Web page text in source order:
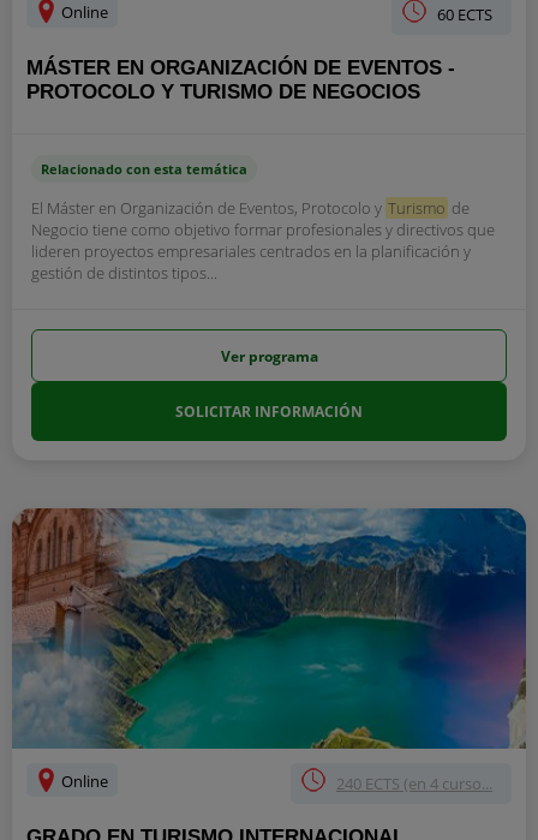
Online 60 ECTS
MÁSTER EN ORGANIZACIÓN DE EVENTOS -
PROTOCOLO Y TURISMO DE NEGOCIOS
Relacionado con esta temática
El Máster en Organización de Eventos, Protocolo y Turismo de
Negocio tiene como objetivo formar profesionales y directivos que
lideren proyectos empresariales centrados en la planificación y
gestión de distintos tipos...
Ver programa
SOLICITAR INFORMACIÓN
Online 240 ECTS (en 4 curso...